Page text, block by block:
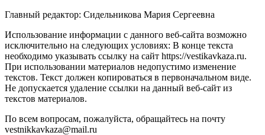
Главный редактор: Сидельникова Мария Сергеевна
Использование информации с данного веб-сайта возможно
исключительно на следующих условиях: В конце текста
необходимо указывать ссылку на сайт https://vestikavkaza.ru.
При использовании материалов недопустимо изменение
текстов. Текст должен копироваться в первоначальном виде.
Не допускается удаление ссылки на данный веб-сайт из
текстов материалов.
По всем вопросам, пожалуйста, обращайтесь на почту
vestnikkavkaza@mail.ru